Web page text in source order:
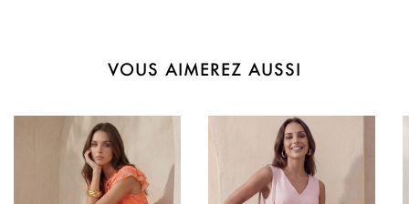
VOUS AIMEREZ AUSSI